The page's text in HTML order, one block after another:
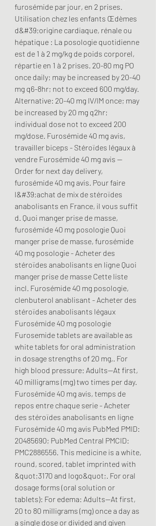
furosémide par jour, en 2 prises.
Utilisation chez les enfants Œdèmes
d&#39;origine cardiaque, rénale ou
hépatique : La posologie quotidienne
est de 1 à 2 mg/kg de poids corporel,
répartie en 1 à 2 prises. 20-80 mg PO
once daily; may be increased by 20-40
mg q6-8hr; not to exceed 600 mg/day.
Alternative: 20-40 mg IV/IM once; may
be increased by 20 mg q2hr;
individual dose not to exceed 200
mg/dose. Furosémide 40 mg avis,
travailler biceps - Stéroïdes légaux à
vendre Furosémide 40 mg avis --
Order for next day delivery,
furosémide 40 mg avis. Pour faire
l&#39;achat de mix de stéroïdes
anabolisants en France, il vous suffit
d. Quoi manger prise de masse,
furosémide 40 mg posologie Quoi
manger prise de masse, furosémide
40 mg posologie - Acheter des
stéroïdes anabolisants en ligne Quoi
manger prise de masse Cette liste
incl. Furosémide 40 mg posologie,
clenbuterol anablisant - Acheter des
stéroïdes anabolisants légaux
Furosémide 40 mg posologie
Furosemide tablets are available as
white tablets for oral administration
in dosage strengths of 20 mg,. For
high blood pressure: Adults—At first,
40 milligrams (mg) two times per day.
Furosémide 40 mg avis, temps de
repos entre chaque serie - Acheter
des stéroïdes anabolisants en ligne
Furosémide 40 mg avis PubMed PMID:
20485690; PubMed Central PMCID:
PMC2886556. This medicine is a white,
round, scored, tablet imprinted with
&quot;3170 and logo&quot;. For oral
dosage forms (oral solution or
tablets): For edema: Adults—At first,
20 to 80 milligrams (mg) once a day as
a single dose or divided and given